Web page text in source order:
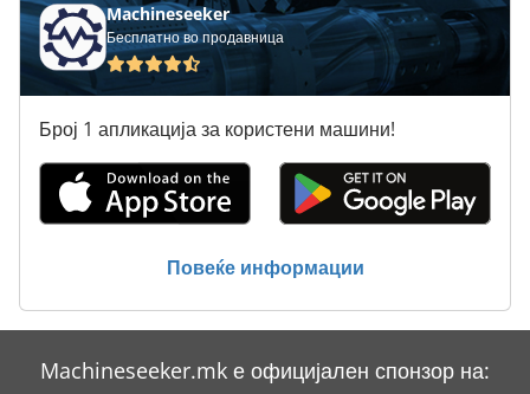
Machineseeker
Бесплатно во продавница
Број 1 апликација за користени машини!
Повеќе информации
Machineseeker.mk е официјален спонзор на: